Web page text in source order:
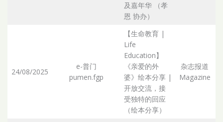
及嘉年华 （孝
恩 协办）
24/08/2025
e-普门
pumen.fgp
【生命教育 |
Life
Education】
《亲爱的外
婆》绘本分享 |
开放交流，接
受独特的回应
（绘本分享）
杂志报道
Magazine